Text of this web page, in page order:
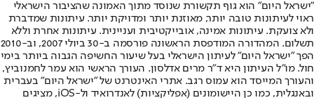
"ישראל היום" הוא גוף תקשורת שנוסד מתוך האמונה שהציבור הישראלי
ראוי לעיתונות טובה יותר, מאוזנת יותר ומדויקת יותר. עיתונות שמדברת
ולא צועקת. עיתונות אמינה, אובייקטיבית ועניינית. עיתונות אחרת וללא
תשלום. המהדורה המודפסת הראשונה פורסמה ב-30 ביולי 2007, וב-2010
הפך "ישראל היום" לעיתון הישראלי בעל שיעור החשיפה הגבוה ביותר בימי
חול. מו"ל העיתון היא ד"ר מרים אדלסון. העורך הראשי הוא עמר לחמנוביץ,
והעורך המייסד הוא עמוס רגב. אתרי האינטרנט של "ישראל היום" בעברית
ובאנגלית, כמו כן היישומונים (אפליקציות) לאנדרואיד ול-iOS, מציגים